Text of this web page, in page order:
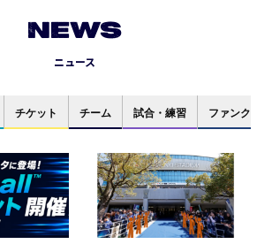
NEWS
ニュース
チケット チーム 試合・練習 ファンクラブ